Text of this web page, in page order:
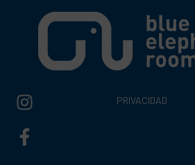
PRIVACIDAD